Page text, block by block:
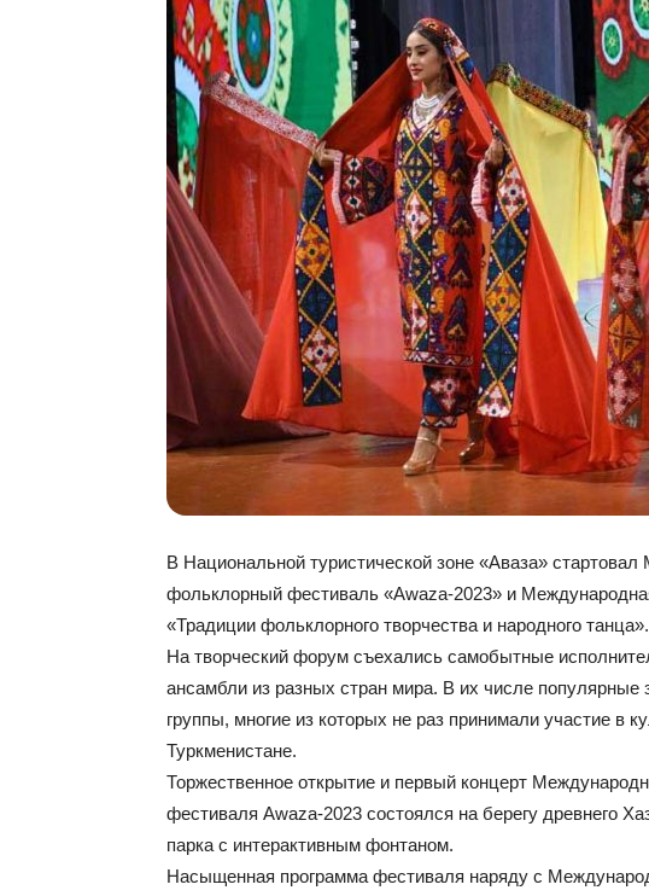
В Национальной туристической зоне «Аваза»
фольклорный фестиваль «Awa­za-2023» и
«Традиции фольклорного творчества и народного танца».
На творческий форум съехались самобытные
ансамбли из разных стран мира. В их числе
группы, многие из которых не раз принимали участие в
Туркменистане.
Торжественное открытие и первый концерт
фестиваля Awa­za-2023 состоялся на берегу древнего
парка с интерактивным фонтаном.
Насыщенная программа фестиваля наряду с